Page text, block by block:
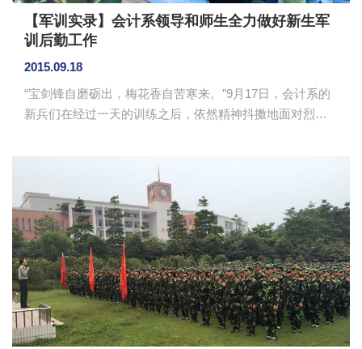
【军训实录】会计系领导和师生全力做好新生军
训后勤工作
2015.09.18
“宝剑锋自磨砺出，梅花香自苦寒来。”9月17日，会计系的
新兵们在经过一天的训练之后，依然精神抖擞地面对烈日
饱满、步伐矫健、口令准确、声音嘹亮。 学习会会计系
分会以及会计系团委、学生会在系党总支书记李锦堂和辅
导员蓝乐钿老师的指导下，轮流在训练大本营做好军训后
勤工作，为新生们接水、送葡萄糖和药品等。在新生们休
息时，辅导员上前表示了慰问、学长们为他们涂抹晒伤的
耳朵，烈日下新生们的衣服湿了又干，干了又湿，军训虽
苦，却激情满怀。 ...